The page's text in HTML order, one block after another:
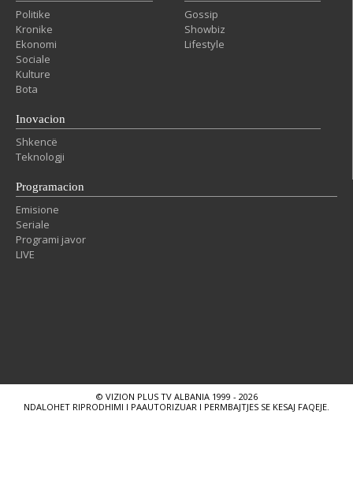
Politike
Kronike
Ekonomi
Sociale
Kulture
Bota
Gossip
Showbiz
Lifestyle
Inovacion
Shkencë
Teknologji
Programacion
Emisione
Seriale
Programi javor
LIVE
© VIZION PLUS TV ALBANIA 1999 - 2026
NDALOHET RIPRODHIMI I PAAUTORIZUAR I PERMBAJTJES SE KESAJ FAQEJE.